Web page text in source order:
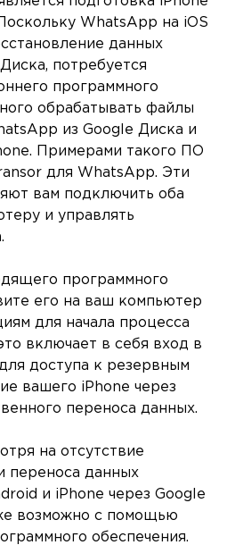
WhatsApp на iOS
данных
потребуется
программного
обрабатывать файлы
из Google Диска и
Примерами такого ПО
для WhatsApp. Эти
вам подключить оба
и управлять
программного
его на ваш компьютер
для начала процесса
включает в себя вход в
доступа к резервным
вашего iPhone через
переноса данных.
на отсутствие
переноса данных
и iPhone через Google
возможно с помощью
обеспечения.